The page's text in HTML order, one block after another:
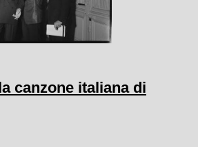
canzone italiana di